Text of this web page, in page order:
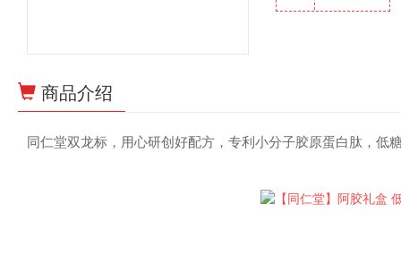
商品介绍
同仁堂双龙标，用心研创好配方，专利小分子胶原蛋白肽，低